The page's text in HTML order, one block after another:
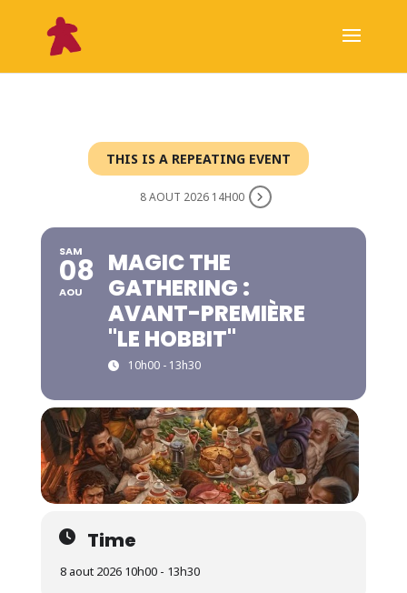
THIS IS A REPEATING EVENT
8 AOUT 2026 14H00
SAM
08
AOU
MAGIC THE
GATHERING :
AVANT-PREMIÈRE
"LE HOBBIT"
10h00 - 13h30
Time
8 aout 2026 10h00 - 13h30